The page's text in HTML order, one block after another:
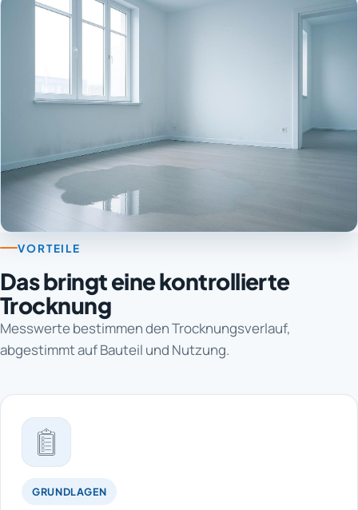
VORTEILE
Das bringt eine kontrollierte
Trocknung
Messwerte bestimmen den Trocknungsverlauf,
abgestimmt auf Bauteil und Nutzung.
GRUNDLAGEN